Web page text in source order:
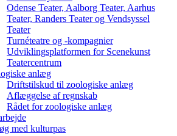
Odense Teater, Aalborg Teater, Aarhus
Teater, Randers Teater og Vendsyssel
Teater
Turnéteatre og -kompagnier
Udviklingsplatformen for Scenekunst
Teatercentrum
anlæg
Driftstilskud til zoologiske anlæg
Aflæggelse af regnskab
Rådet for zoologiske anlæg
med kulturpas